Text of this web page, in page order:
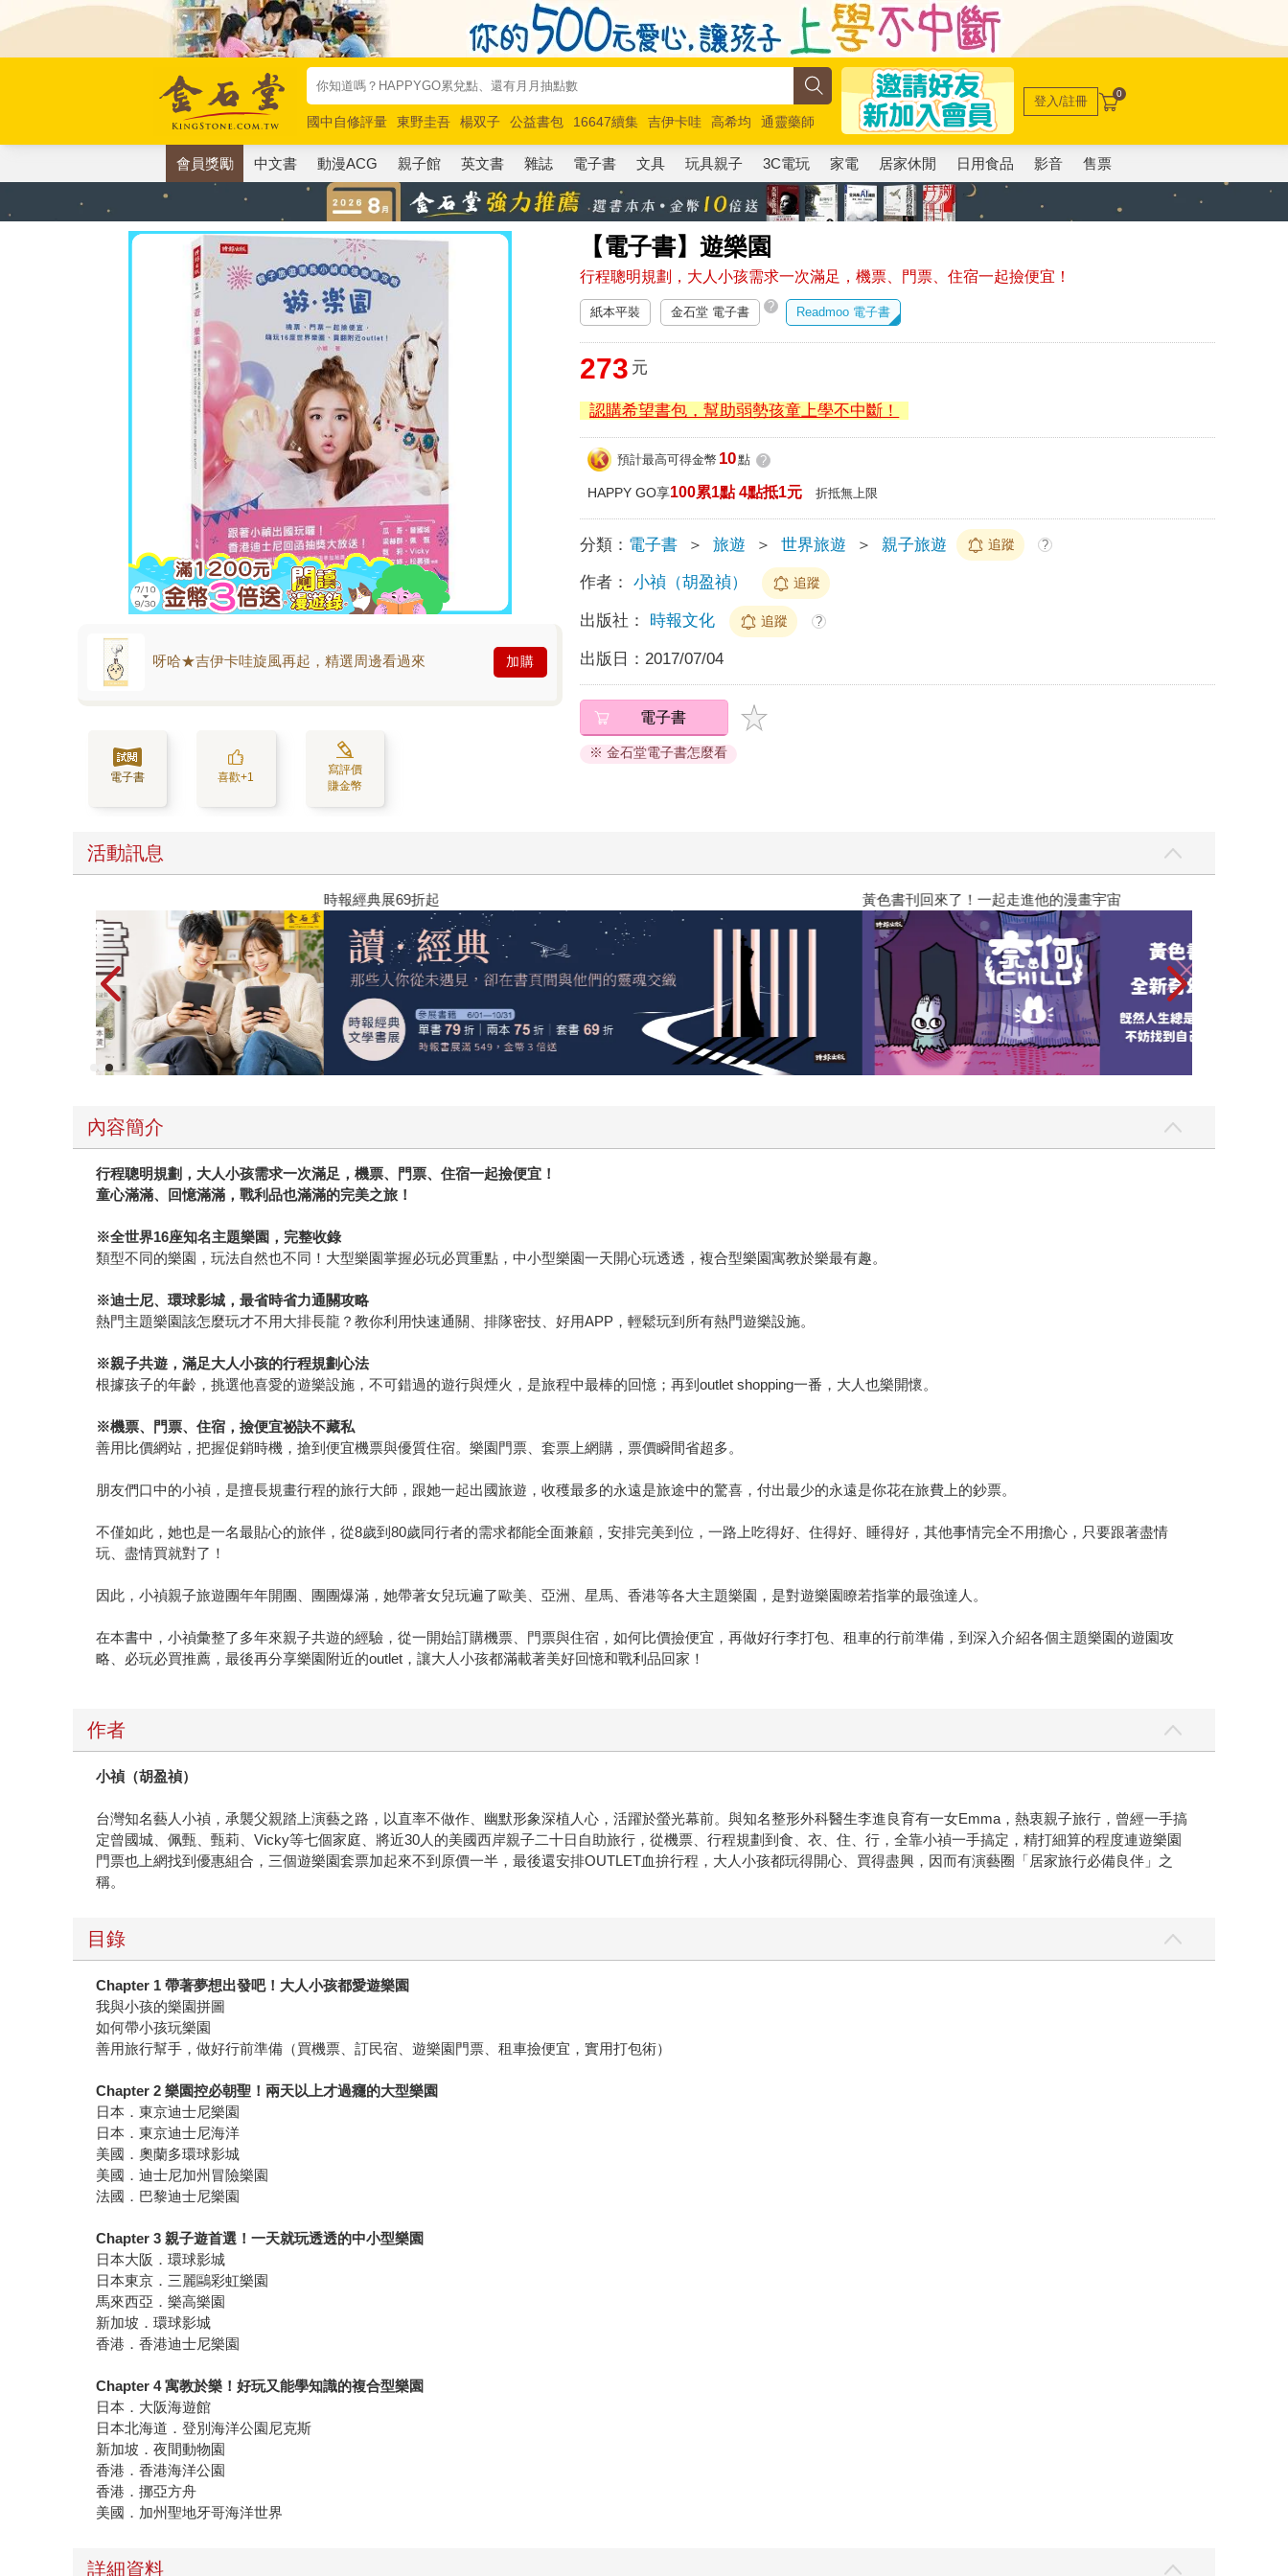
國中自修評量 東野圭吾 楊双子 公益書包 16647續集 吉伊卡哇 高希均
通靈藥師
唯紅花綻放
奧德賽 路邊攤新作 馬斯克 玩具總動員5 超慢跑
登入/註冊 0
會員獎勵 中文書 動漫ACG 親子館 英文書 雜誌 電子書 文具 玩具親子 3C電玩 家電 居家休閒 日用食品 影音 售票
【電子書】遊樂園
行程聰明規劃，大人小孩需求一次滿足，機票、門票、住宿一起撿便宜！
呀哈★吉伊卡哇旋風再起，精選周邊看過來 加購
電子書 喜歡+1
寫評價
賺金幣
紙本平裝 金石堂 電子書 ? Readmoo 電子書
273 元
認購希望書包，幫助弱勢孩童上學不中斷！
預計最高可得金幣 10點 ?
HAPPY GO享100累1點 4點抵1元 折抵無上限
分類： 電子書 ＞ 旅遊 ＞ 世界旅遊 ＞ 親子旅遊 追蹤 ?
作者： 小禎（胡盈禎） 追蹤
出版社： 時報文化 追蹤 ?
出版日： 2017/07/04
電子書
※ 金石堂電子書怎麼看
活動訊息
黃色書刊回來了！一起走進他的漫畫宇宙
內容簡介
行程聰明規劃，大人小孩需求一次滿足，機票、門票、住宿一起撿便宜！
童心滿滿、回憶滿滿，戰利品也滿滿的完美之旅！
※全世界16座知名主題樂園，完整收錄
類型不同的樂園，玩法自然也不同！大型樂園掌握必玩必買重點，中小型樂園一天開心玩透透，複合型樂園寓教於樂最有趣。
※迪士尼、環球影城，最省時省力通關攻略
熱門主題樂園該怎麼玩才不用大排長龍？教你利用快速通關、排隊密技、好用APP，輕鬆玩到所有熱門遊樂設施。
※親子共遊，滿足大人小孩的行程規劃心法
根據孩子的年齡，挑選他喜愛的遊樂設施，不可錯過的遊行與煙火，是旅程中最棒的回憶；再到outlet shopping一番，大人也樂開懷。
※機票、門票、住宿，撿便宜祕訣不藏私
善用比價網站，把握促銷時機，搶到便宜機票與優質住宿。樂園門票、套票上網購，票價瞬間省超多。
朋友們口中的小禎，是擅長規畫行程的旅行大師，跟她一起出國旅遊，收穫最多的永遠是旅途中的驚喜，付出最少的永遠是你花在旅費上的鈔票。
不僅如此，她也是一名最貼心的旅伴，從8歲到80歲同行者的需求都能全面兼顧，安排完美到位，一路上吃得好、住得好、睡得好，其他事情完全不用擔心，只要跟著盡情
玩、盡情買就對了！
因此，小禎親子旅遊團年年開團、團團爆滿，她帶著女兒玩遍了歐美、亞洲、星馬、香港等各大主題樂園，是對遊樂園瞭若指掌的最強達人。
在本書中，小禎彙整了多年來親子共遊的經驗，從一開始訂購機票、門票與住宿，如何比價撿便宜，再做好行李打包、租車的行前準備，到深入介紹各個主題樂園的遊園攻
略、必玩必買推薦，最後再分享樂園附近的outlet，讓大人小孩都滿載著美好回憶和戰利品回家！
作者
小禎（胡盈禎）
台灣知名藝人小禎，承襲父親踏上演藝之路，以直率不做作、幽默形象深植人心，活躍於螢光幕前。與知名整形外科醫生李進良育有一女Emma，熱衷親子旅行，曾經一手搞
定曾國城、佩甄、甄莉、Vicky等七個家庭、將近30人的美國西岸親子二十日自助旅行，從機票、行程規劃到食、衣、住、行，全靠小禎一手搞定，精打細算的程度連遊樂園
門票也上網找到優惠組合，三個遊樂園套票加起來不到原價一半，最後還安排OUTLET血拚行程，大人小孩都玩得開心、買得盡興，因而有演藝圈「居家旅行必備良伴」之
稱。
目錄
Chapter 1帶著夢想出發吧！大人小孩都愛遊樂園
我與小孩的樂園拼圖
如何帶小孩玩樂園
善用旅行幫手，做好行前準備（買機票、訂民宿、遊樂園門票、租車撿便宜，實用打包術）
Chapter 2樂園控必朝聖！兩天以上才過癮的大型樂園
日本．東京迪士尼樂園
日本．東京迪士尼海洋
美國．奧蘭多環球影城
美國．迪士尼加州冒險樂園
法國．巴黎迪士尼樂園
Chapter 3親子遊首選！一天就玩透透的中小型樂園
日本大阪．環球影城
日本東京．三麗鷗彩虹樂園
馬來西亞．樂高樂園
新加坡．環球影城
香港．香港迪士尼樂園
Chapter 4寓教於樂！好玩又能學知識的複合型樂園
日本．大阪海遊館
日本北海道．登別海洋公園尼克斯
新加坡．夜間動物園
香港．香港海洋公園
香港．挪亞方舟
美國．加州聖地牙哥海洋世界
詳細資料